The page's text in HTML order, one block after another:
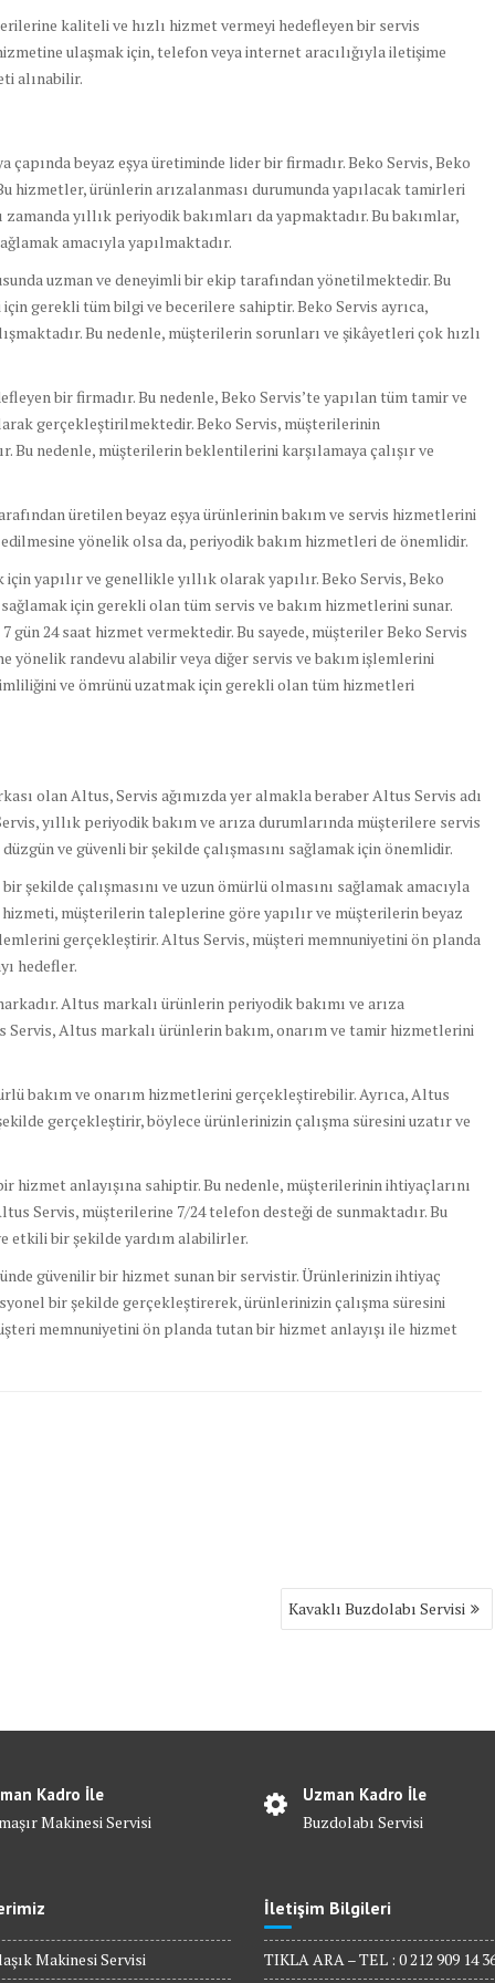
kaliteli ve hızlı hizmet vermeyi hedefleyen bir servis
ulaşmak için, telefon veya internet aracılığıyla iletişime
alınabilir.
çapında beyaz eşya üretiminde lider bir firmadır. Beko Servis, Beko
hizmetler, ürünlerin arızalanması durumunda yapılacak tamirleri
yıllık periyodik bakımları da yapmaktadır. Bu bakımlar,
amacıyla yapılmaktadır.
uzman ve deneyimli bir ekip tarafından yönetilmektedir. Bu
gerekli tüm bilgi ve becerilere sahiptir. Beko Servis ayrıca,
Bu nedenle, müşterilerin sorunları ve şikâyetleri çok hızlı
bir firmadır. Bu nedenle, Beko Servis’te yapılan tüm tamir ve
gerçekleştirilmektedir. Beko Servis, müşterilerinin
Bu nedenle, müşterilerin beklentilerini karşılamaya çalışır ve
üretilen beyaz eşya ürünlerinin bakım ve servis hizmetlerini
yönelik olsa da, periyodik bakım hizmetleri de önemlidir.
yapılır ve genellikle yıllık olarak yapılır. Beko Servis, Beko
için gerekli olan tüm servis ve bakım hizmetlerini sunar.
gün 24 saat hizmet vermektedir. Bu sayede, müşteriler Beko Servis
yönelik randevu alabilir veya diğer servis ve bakım işlemlerini
ve ömrünü uzatmak için gerekli olan tüm hizmetleri
olan Altus, Servis ağımızda yer almakla beraber Altus Servis adı
yıllık periyodik bakım ve arıza durumlarında müşterilere servis
ve güvenli bir şekilde çalışmasını sağlamak için önemlidir.
şekilde çalışmasını ve uzun ömürlü olmasını sağlamak amacıyla
müşterilerin taleplerine göre yapılır ve müşterilerin beyaz
gerçekleştirir. Altus Servis, müşteri memnuniyetini ön planda
hedefler.
Altus markalı ürünlerin periyodik bakımı ve arıza
Altus markalı ürünlerin bakım, onarım ve tamir hizmetlerini
bakım ve onarım hizmetlerini gerçekleştirebilir. Ayrıca, Altus
gerçekleştirir, böylece ürünlerinizin çalışma süresini uzatır ve
hizmet anlayışına sahiptir. Bu nedenle, müşterilerinin ihtiyaçlarını
Servis, müşterilerine 7/24 telefon desteği de sunmaktadır. Bu
etkili bir şekilde yardım alabilirler.
güvenilir bir hizmet sunan bir servistir. Ürünlerinizin ihtiyaç
bir şekilde gerçekleştirerek, ürünlerinizin çalışma süresini
memnuniyetini ön planda tutan bir hizmet anlayışı ile hizmet
Kavaklı Buzdolabı Servisi
Kadro İle
Makinesi Servisi
Uzman Kadro İle
Buzdolabı Servisi
Makinesi Servisi
İletişim Bilgileri
TIKLA ARA – TEL : 0 212 909 14